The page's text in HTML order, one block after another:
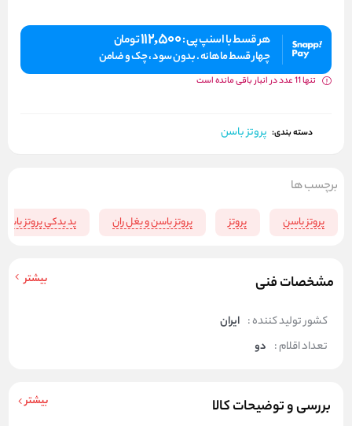
هر قسط با اسنپ پی :112,500تومان
چهار قسط ماهانه . بدون سود ، چک و ضامن
تنها 11 عدد در انبار باقی مانده است
دسته بندی: پروتز باسن
مشخصات فنی بیشتر
کشور تولید کننده : ایران
تعداد اقلام : دو
بررسی و توضیحات کالا بیشتر
برچسب ها
پروتز باسن پروتز پروتز باسن و بغل ران پد یدکی پروتز باسن